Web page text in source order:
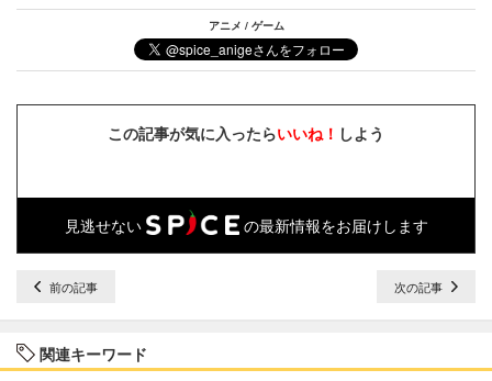
アニメ / ゲーム
この記事が気に入ったらいいね！ しよう
見逃せない の最新情報をお届けします
前の記事 次の記事
関連キーワード